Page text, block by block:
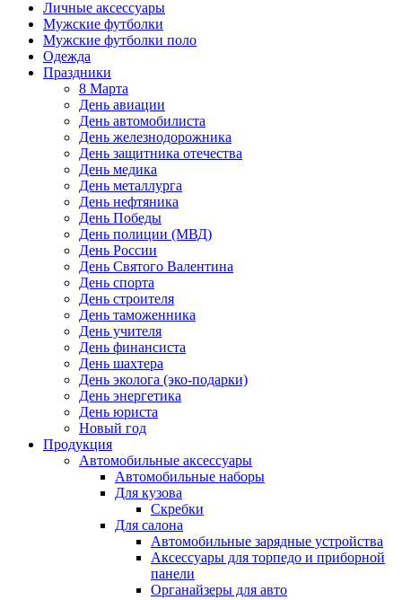
Личные аксессуары
Мужские футболки
Мужские футболки поло
Одежда
Праздники
8 Марта
День авиации
День автомобилиста
День железнодорожника
День защитника отечества
День медика
День металлурга
День нефтяника
День Победы
День полиции (МВД)
День России
День Святого Валентина
День спорта
День строителя
День таможенника
День учителя
День финансиста
День шахтера
День эколога (эко-подарки)
День энергетика
День юриста
Новый год
Продукция
Автомобильные аксессуары
Автомобильные наборы
Для кузова
Скребки
Для салона
Автомобильные зарядные устройства
Аксессуары для торпедо и приборной
панели
Органайзеры для авто